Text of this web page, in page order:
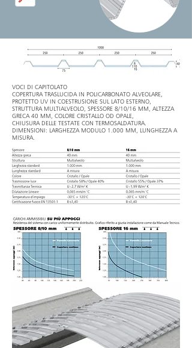
VOCI DI CAPITOLATO
COPERTURA TRASLUCIDA IN POLICARBONATO ALVEOLARE,
PROTETTO UV IN COESTRUSIONE SUL LATO ESTERNO,
STRUTTURA MULTIALVEOLO, SPESSORE 8/10/16 MM, ALTEZZA
GRECA 40 MM, COLORE CRISTALLO OD OPALE,
CHIUSURA DELLE TESTATE CON TERMOSALDATURA.
DIMENSIONI: LARGHEZZA MODULO 1.000 MM, LUNGHEZZA A
MISURA.